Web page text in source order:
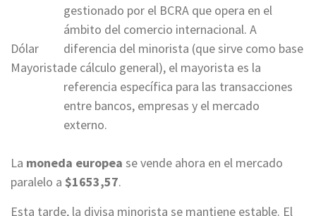
Dólar
Mayorista
gestionado por el BCRA que opera en el
ámbito del comercio internacional. A
diferencia del minorista (que sirve como base
de cálculo general), el mayorista es la
referencia específica para las transacciones
entre bancos, empresas y el mercado
externo.
La moneda europea se vende ahora en el mercado
paralelo a $1653,57.
Esta tarde, la divisa minorista se mantiene estable. El